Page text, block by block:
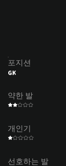
포지션
GK
약한 발
개인기
선호하는 발